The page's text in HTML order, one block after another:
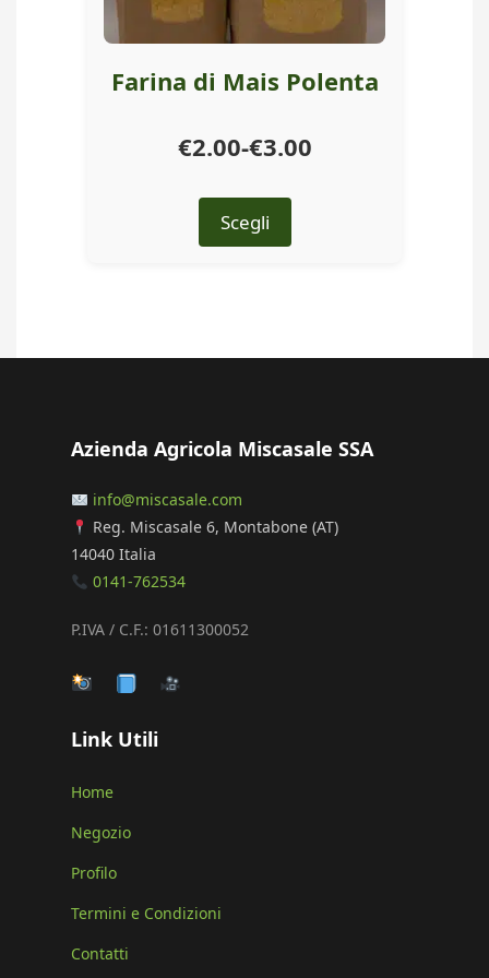
prodotto
Farina di Mais Polenta
€2.00-€3.00
Fascia
prezzo:
da
€3.00
Scegli
Questo
ha
opzioni
scelte
del
Azienda Agricola Miscasale SSA
info@miscasale.com
Reg. Miscasale 6, Montabone (AT)
14040 Italia
0141-762534
P.IVA / C.F.: 01611300052
Link Utili
Home
Negozio
Profilo
Termini e Condizioni
Contatti